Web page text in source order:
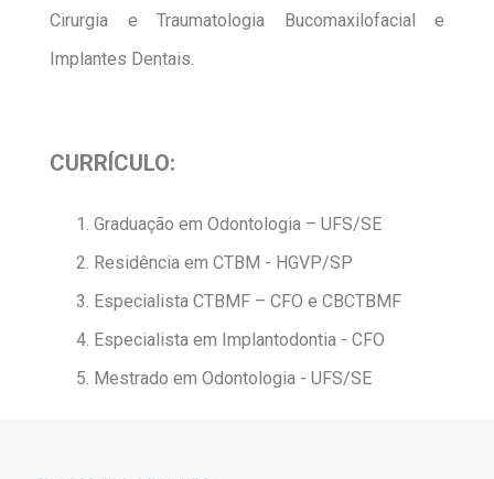
Cirurgia e Traumatologia Bucomaxilofacial e
Implantes Dentais.
CURRÍCULO:
Graduação em Odontologia – UFS/SE
Residência em CTBM - HGVP/SP
Especialista CTBMF – CFO e CBCTBMF
Especialista em Implantodontia - CFO
Mestrado em Odontologia - UFS/SE